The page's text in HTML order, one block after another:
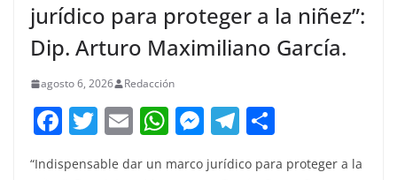
jurídico para proteger a la niñez”:
Dip. Arturo Maximiliano García.
agosto 6, 2026 Redacción
F T
w
E W M
e
T
“Indispensable dar un marco jurídico para proteger a la